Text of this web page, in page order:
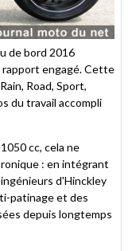
de bord 2016
rapport engagé. Cette
Road, Sport,
du travail accompli
cc, cela ne
: en intégrant
d'Hinckley
patinage et des
depuis longtemps